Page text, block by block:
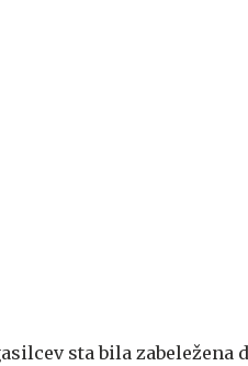
sta bila zabeležena